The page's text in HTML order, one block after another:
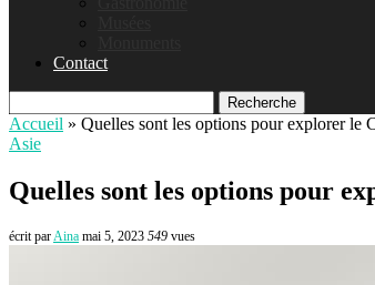
Contact
Recherche
Accueil » Quelles sont les options pour explorer le
Asie
Quelles sont les options pour
écrit parAina mai 5, 2023 549 vues